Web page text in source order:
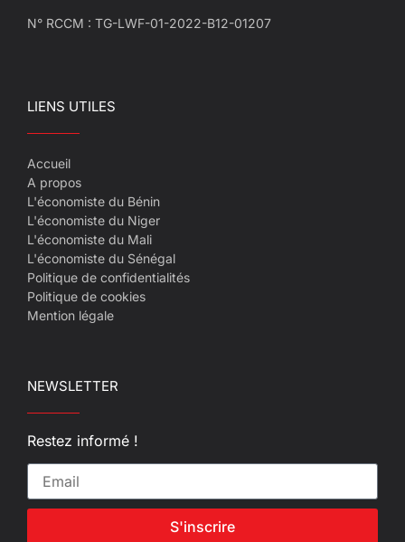
N° RCCM : TG-LWF-01-2022-B12-01207
LIENS UTILES
Accueil
A propos
L'économiste du Bénin
L'économiste du Niger
L'économiste du Mali
L'économiste du Sénégal
Politique de confidentialités
Politique de cookies
Mention légale
NEWSLETTER
Restez informé !
S'inscrire